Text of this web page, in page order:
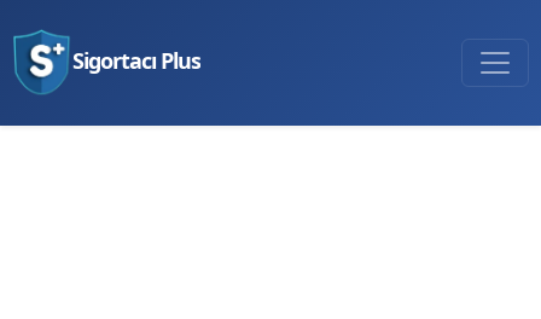
Sigortacı Plus